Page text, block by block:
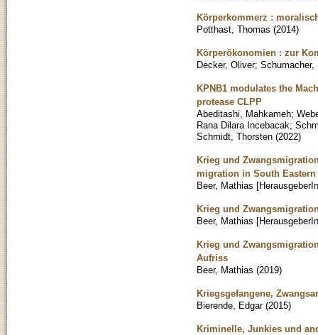
Körperkommerz :
Potthast, Thomas (2014)
Körperökonomien : zur
Decker, Oliver; Schumacher,
KPNB1 modulates the
protease CLPP
Abeditashi, Mahkameh;
Rana Dilara Incebacak;
Schmidt, Thorsten (2022)
Krieg und
migration in South
Beer, Mathias
Krieg und
Beer, Mathias
Krieg und
Aufriss
Beer, Mathias (2019)
Kriegsgefangene,
Bierende, Edgar (2015)
Kriminelle, Junkies und